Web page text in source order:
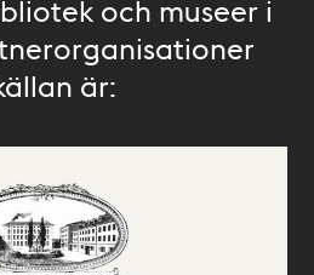
och museer i
är: